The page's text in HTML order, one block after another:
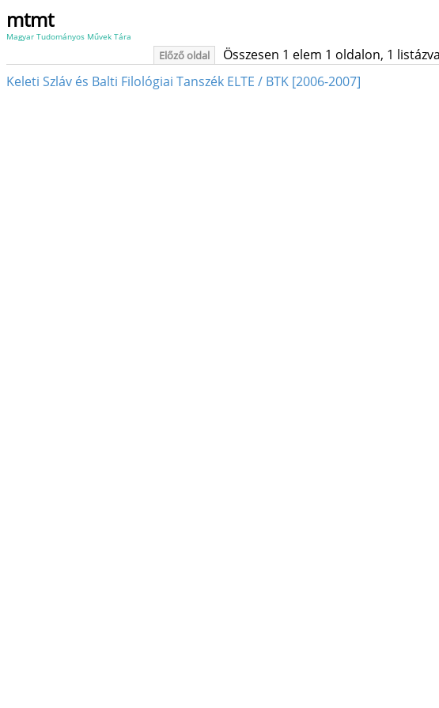
mtmt
Magyar Tudományos Művek Tára
Előző oldal Összesen 1 elem 1 oldalon, 1
Keleti Szláv és Balti Filológiai Tanszék ELTE / BTK [2006-2007]